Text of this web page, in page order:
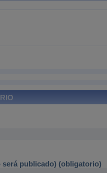
publicado) (obligatorio)